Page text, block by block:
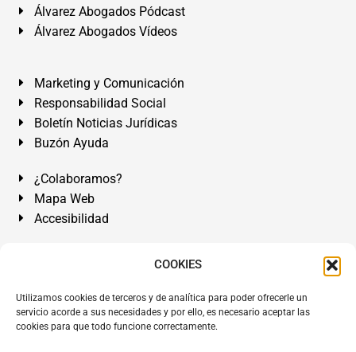
COOKIES
Utilizamos cookies de terceros y de analítica para poder ofrecerle un
servicio acorde a sus necesidades y por ello, es necesario aceptar las
cookies para que todo funcione correctamente.
Álvarez Abogados Pódcast
Álvarez Abogados Vídeos
Marketing y Comunicación
Responsabilidad Social
Boletín Noticias Jurídicas
Buzón Ayuda
¿Colaboramos?
Mapa Web
Accesibilidad
Álvarez Abogados Tenerife:Calle Teobaldo Power Nº 7,
de Tenerife. Islas Canarias.
Somos Abogados especialistas del Derecho desde 1954.